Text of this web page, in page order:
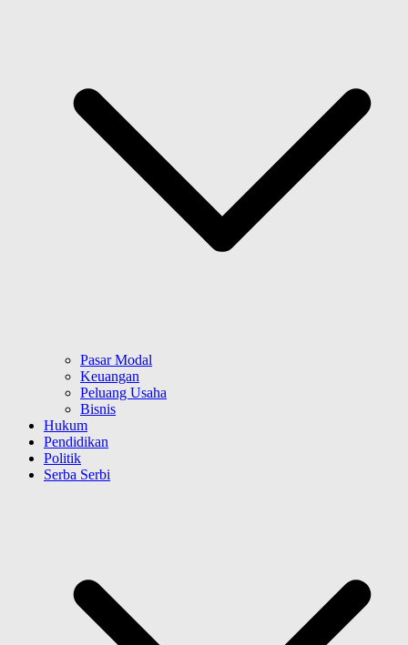
Pasar Modal
Keuangan
Peluang Usaha
Bisnis
Hukum
Pendidikan
Politik
Serba Serbi